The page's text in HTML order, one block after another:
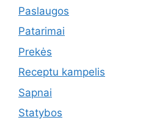
Paslaugos
Patarimai
Prekės
Receptu kampelis
Sapnai
Statybos